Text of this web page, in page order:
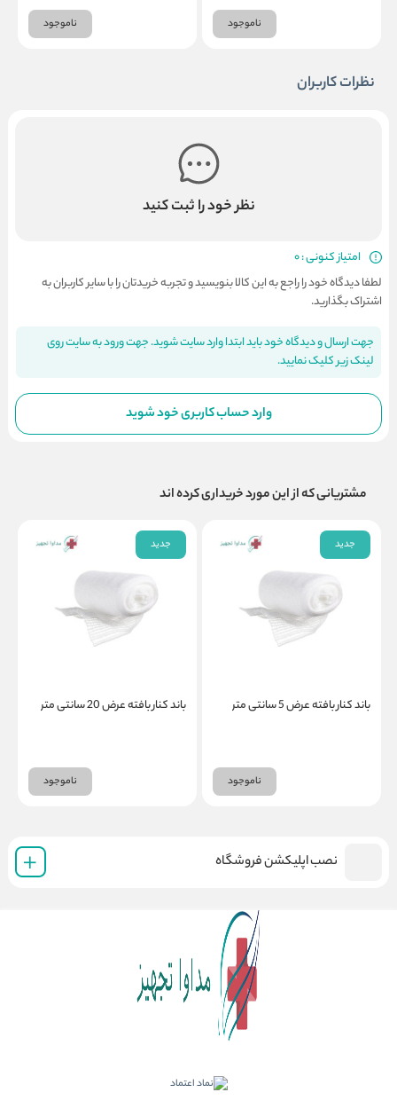
ناموجود ناموجود
نظرات کاربران
نظر خود را ثبت کنید
امتیاز کنونی : 0
لطفا دیدگاه خود را راجع به این کالا بنویسید و تجربه خریدتان را با سایر کاربران به
اشتراک بگذارید.
جهت ارسال و دیدگاه خود باید ابتدا وارد سایت شوید. جهت ورود به سایت روی
لینک زیر کلیک نمایید.
وارد حساب کاربری خود شوید
مشتریانی که از این مورد خریداری کرده اند
جدید
باند کنار بافته عرض 5 سانتی متر
ناموجود
جدید
باند کنار بافته عرض 20 سانتی متر
ناموجود
نصب اپلیکشن فروشگاه